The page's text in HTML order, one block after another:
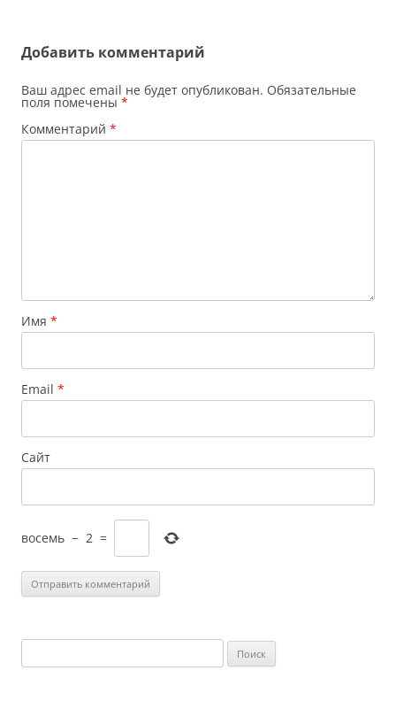
Добавить комментарий
Ваш адрес email не будет опубликован. Обязательные
поля помечены *
Комментарий *
Имя *
Email *
Сайт
восемь − 2 =